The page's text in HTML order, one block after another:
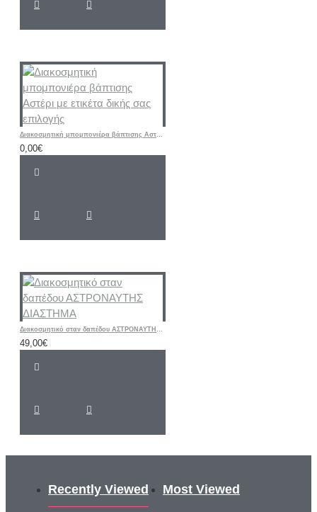
Διακοσμητική μπομπονιέρα βάπτισης Αστέρι με ετικέτα δικής σας επιλογής
0,00€
Διακοσμητικό σταν δαπέδου ΑΣΤΡΟΝΑΥΤΗΣ ΔΙΑΣΤΗΜΑ
49,00€
Recently Viewed Most Viewed